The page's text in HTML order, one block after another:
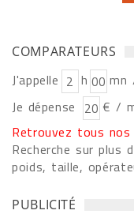
COMPARATEURS
J'appelle h
mn
Je dépense
€ /
Retrouvez tous nos
Recherche sur plus
poids, taille,
PUBLICITÉ